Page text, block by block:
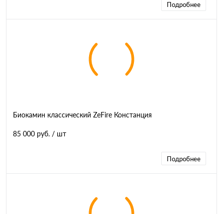
Подробнее
Биокамин классический ZeFire Констанция
85 000 руб. / шт
Подробнее